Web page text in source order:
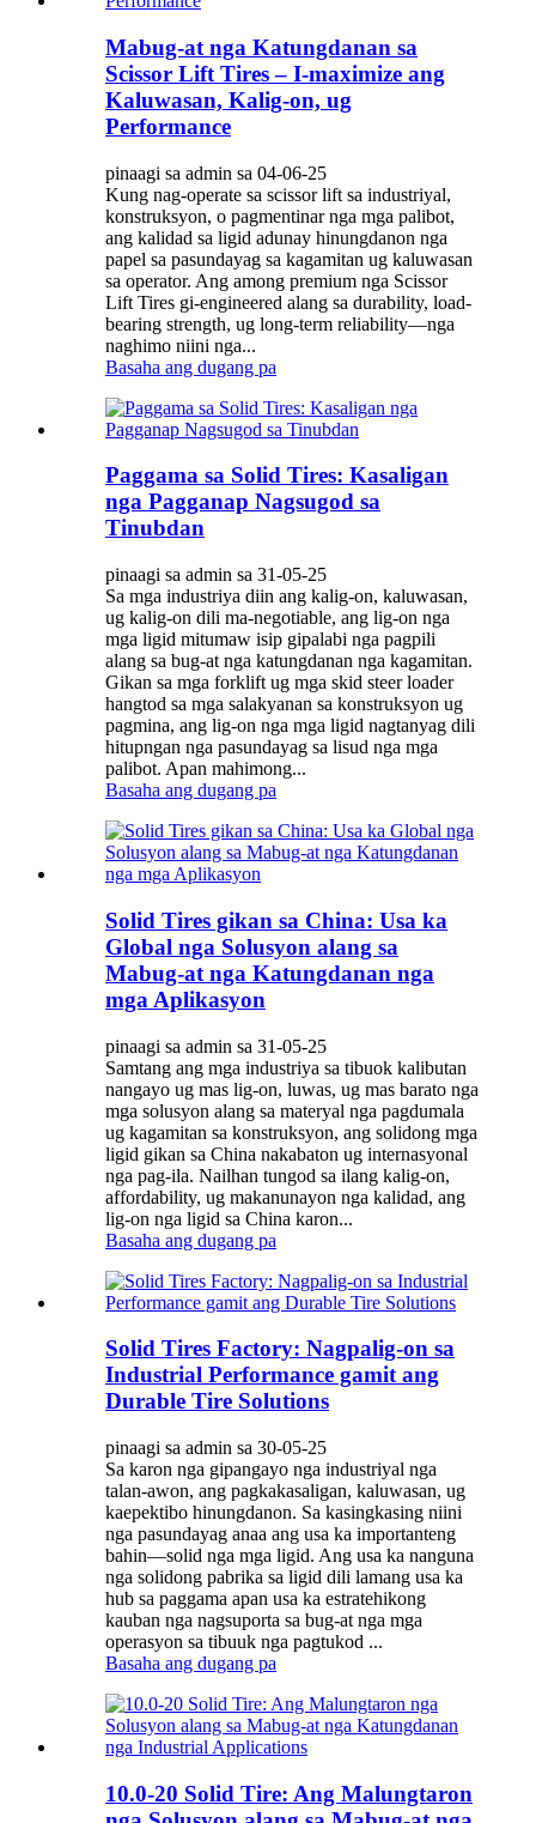
Mabug-at nga Katungdanan sa
Scissor Lift Tires – I-maximize ang
Kaluwasan, Kalig-on, ug
Performance
pinaagi sa admin sa 04-06-25
Kung nag-operate sa scissor lift sa industriyal,
konstruksyon, o pagmentinar nga mga palibot,
ang kalidad sa ligid adunay hinungdanon nga
papel sa pasundayag sa kagamitan ug kaluwasan
sa operator. Ang among premium nga Scissor
Lift Tires gi-engineered alang sa durability, load-
bearing strength, ug long-term reliability—nga
naghimo niini nga...
Basaha ang dugang pa
Paggama sa Solid Tires: Kasaligan
nga Pagganap Nagsugod sa
Tinubdan
pinaagi sa admin sa 31-05-25
Sa mga industriya diin ang kalig-on, kaluwasan,
ug kalig-on dili ma-negotiable, ang lig-on nga
mga ligid mitumaw isip gipalabi nga pagpili
alang sa bug-at nga katungdanan nga kagamitan.
Gikan sa mga forklift ug mga skid steer loader
hangtod sa mga salakyanan sa konstruksyon ug
pagmina, ang lig-on nga mga ligid nagtanyag dili
hitupngan nga pasundayag sa lisud nga mga
palibot. Apan mahimong...
Basaha ang dugang pa
Solid Tires gikan sa China: Usa ka
Global nga Solusyon alang sa
Mabug-at nga Katungdanan nga
mga Aplikasyon
pinaagi sa admin sa 31-05-25
Samtang ang mga industriya sa tibuok kalibutan
nangayo ug mas lig-on, luwas, ug mas barato nga
mga solusyon alang sa materyal nga pagdumala
ug kagamitan sa konstruksyon, ang solidong mga
ligid gikan sa China nakabaton ug internasyonal
nga pag-ila. Nailhan tungod sa ilang kalig-on,
affordability, ug makanunayon nga kalidad, ang
lig-on nga ligid sa China karon...
Basaha ang dugang pa
Solid Tires Factory: Nagpalig-on sa
Industrial Performance gamit ang
Durable Tire Solutions
pinaagi sa admin sa 30-05-25
Sa karon nga gipangayo nga industriyal nga
talan-awon, ang pagkakasaligan, kaluwasan, ug
kaepektibo hinungdanon. Sa kasingkasing niini
nga pasundayag anaa ang usa ka importanteng
bahin—solid nga mga ligid. Ang usa ka nanguna
nga solidong pabrika sa ligid dili lamang usa ka
hub sa paggama apan usa ka estratehikong
kauban nga nagsuporta sa bug-at nga mga
operasyon sa tibuuk nga pagtukod ...
Basaha ang dugang pa
10.0-20 Solid Tire: Ang Malungtaron